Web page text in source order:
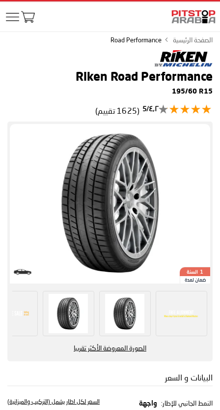
الصفحة الرئيسية Road Performance
Riken Road Performance
195/60 R15
٤٫٢/5 (1625 تقييم)
1 السنة
ضمان لمدة
الصورة المعروضة الأكثر تقريبا
البيانات و السعر
النمط الجانبي للإطار:
واجهة
السعر لكل اطار يشمل (التركيب والميزانية)